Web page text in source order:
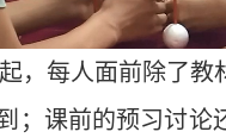
，每人面前除了
；课前的预习讨